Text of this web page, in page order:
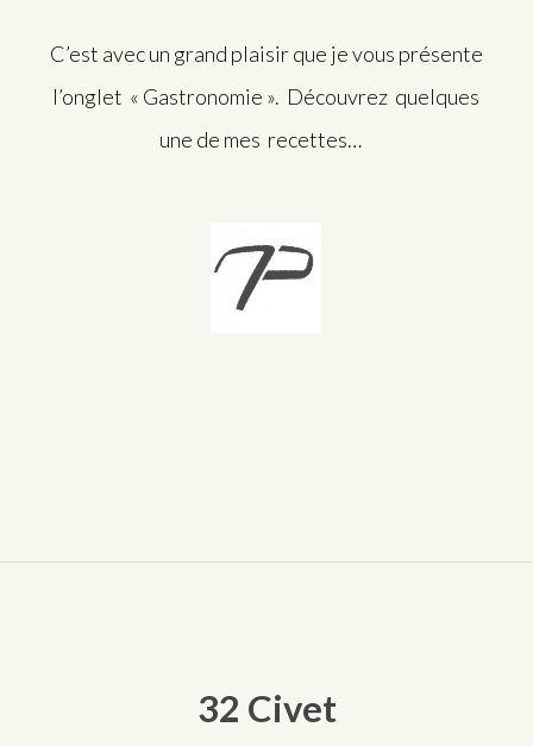
C’est avec un grand plaisir que je vous présente
l’onglet « Gastronomie ». Découvrez quelques
une de mes recettes…
32 Civet